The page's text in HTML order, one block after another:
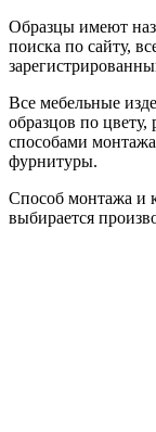
Образцы имеют
поиска по сайту,
Все мебельные
образцов по
способами
фурнитуры.
Способ монтажа и
выбирается